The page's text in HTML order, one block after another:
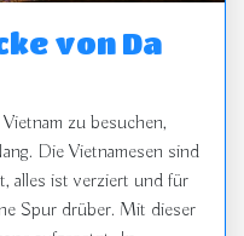
von Da
zu besuchen,
Die Vietnamesen sind
alles ist verziert und für
Spur drüber. Mit dieser